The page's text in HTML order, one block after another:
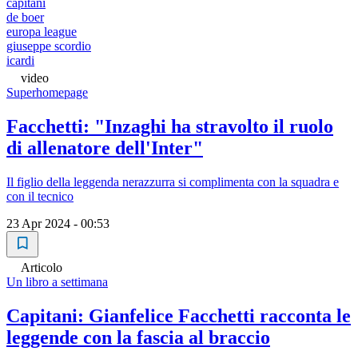
capitani
de boer
europa league
giuseppe scordio
icardi
video
Superhomepage
Facchetti: "Inzaghi ha stravolto il ruolo
di allenatore dell'Inter"
Il figlio della leggenda nerazzurra si complimenta con la squadra e
con il tecnico
23 Apr 2024 - 00:53
Articolo
Un libro a settimana
Capitani: Gianfelice Facchetti racconta le
leggende con la fascia al braccio